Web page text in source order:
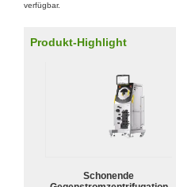
verfügbar.
Produkt-Highlight
Schonende